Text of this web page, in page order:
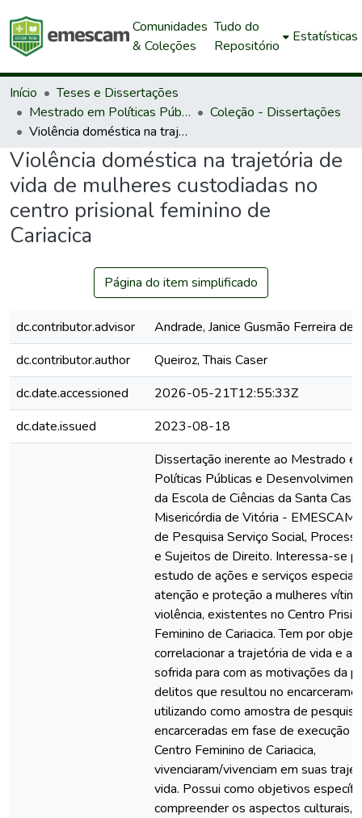
Comunidades
& Coleções
Tudo do
Repositório
Estatísticas
Início
Teses e Dissertações
Mestrado em Políticas Públicas e Desenvolvimento Local
Coleção - Dissertações
Violência doméstica na trajetória de vida de mulheres custodiadas no centro prisional feminino de Cariacica
Violência doméstica na trajetória de
vida de mulheres custodiadas no
centro prisional feminino de
Cariacica
Página do item simplificado
dc.contributor.advisor
Andrade, Janice Gusmão Ferreira de
dc.contributor.author
Queiroz, Thais Caser
dc.date.accessioned
2026-05-21T12:55:33Z
dc.date.issued
2023-08-18
Dissertação inerente ao Mestrado
Políticas Públicas e
da Escola de Ciências da Santa Casa
Misericórdia de Vitória - EMESCAM,
de Pesquisa Serviço Social,
e Sujeitos de Direito. Interessa-se
estudo de ações e serviços
atenção e proteção a mulheres
violência, existentes no Centro
Feminino de Cariacica. Tem por
correlacionar a trajetória de vida e a
sofrida para com as motivações da
delitos que resultou no
utilizando como amostra de
encarceradas em fase de execução
Centro Feminino de Cariacica,
vivenciaram/vivenciam em suas
vida. Possui como objetivos
compreender os aspectos culturais,